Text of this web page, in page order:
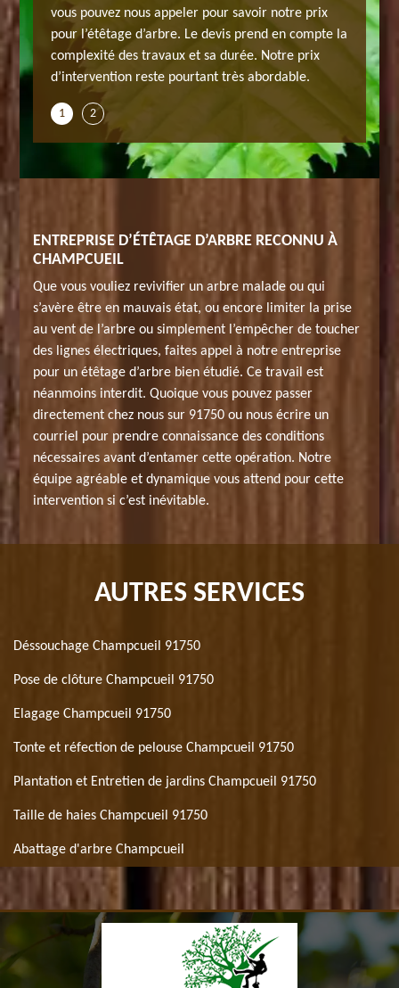
si vous
des
vous pouvez nous appeler pour savoir notre prix
pour l’étêtage d’arbre. Le devis prend en compte la
complexité des travaux et sa durée. Notre prix
d’intervention reste pourtant très abordable.
pas,
avez
détails
elagage.
1 2
ENTREPRISE D’ÉTÊTAGE D’ARBRE RECONNU À
CHAMPCUEIL
Que vous vouliez revivifier un arbre malade ou qui
s’avère être en mauvais état, ou encore limiter la prise
au vent de l’arbre ou simplement l’empêcher de toucher
des lignes électriques, faites appel à notre entreprise
pour un étêtage d’arbre bien étudié. Ce travail est
néanmoins interdit. Quoique vous pouvez passer
directement chez nous sur 91750 ou nous écrire un
courriel pour prendre connaissance des conditions
nécessaires avant d’entamer cette opération. Notre
équipe agréable et dynamique vous attend pour cette
intervention si c’est inévitable.
AUTRES SERVICES
Déssouchage Champcueil 91750
Pose de clôture Champcueil 91750
Elagage Champcueil 91750
Tonte et réfection de pelouse Champcueil 91750
Plantation et Entretien de jardins Champcueil 91750
Taille de haies Champcueil 91750
Abattage d'arbre Champcueil